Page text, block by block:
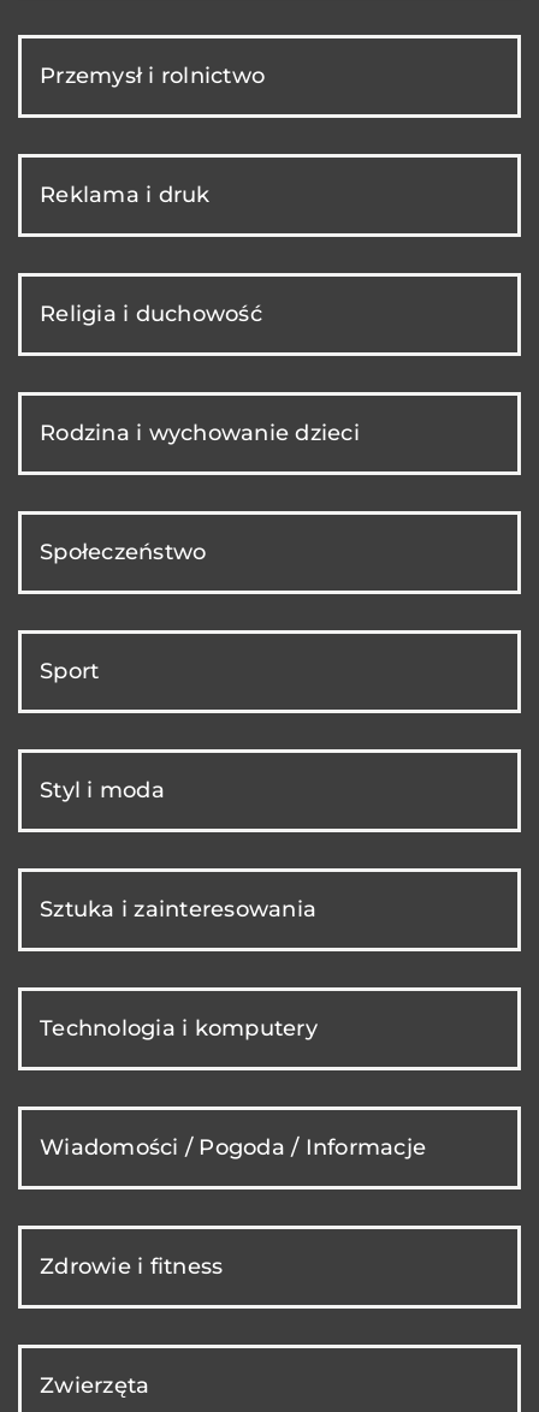
Przemysł i rolnictwo
Reklama i druk
Religia i duchowość
Rodzina i wychowanie dzieci
Społeczeństwo
Sport
Styl i moda
Sztuka i zainteresowania
Technologia i komputery
Wiadomości / Pogoda / Informacje
Zdrowie i fitness
Zwierzęta